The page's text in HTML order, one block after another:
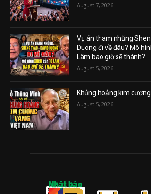
August 7, 2026
Vụ án tham nhũng
Duong đi về đâu? Mô
Lâm bao giờ sẽ thành?
August 5, 2026
Khủng hoảng kim
August 5, 2026